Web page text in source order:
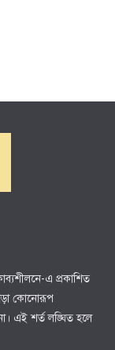
এ প্রকাশিত
কোনোরূপ
এই শর্ত লঙ্ঘিত হলে